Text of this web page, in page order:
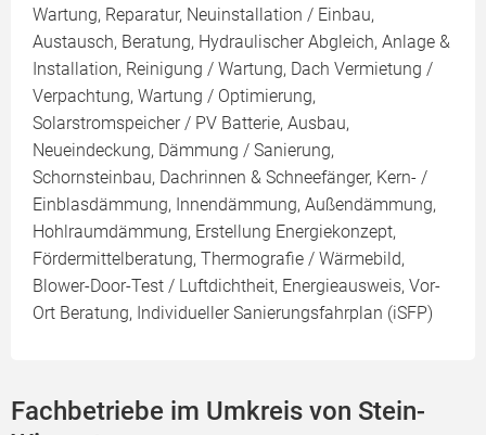
Wartung, Reparatur, Neuinstallation / Einbau,
Austausch, Beratung, Hydraulischer Abgleich, Anlage &
Installation, Reinigung / Wartung, Dach Vermietung /
Verpachtung, Wartung / Optimierung,
Solarstromspeicher / PV Batterie, Ausbau,
Neueindeckung, Dämmung / Sanierung,
Schornsteinbau, Dachrinnen & Schneefänger, Kern- /
Einblasdämmung, Innendämmung, Außendämmung,
Hohlraumdämmung, Erstellung Energiekonzept,
Fördermittelberatung, Thermografie / Wärmebild,
Blower-Door-Test / Luftdichtheit, Energieausweis, Vor-
Ort Beratung, Individueller Sanierungsfahrplan (iSFP)
Fachbetriebe im Umkreis von Stein-